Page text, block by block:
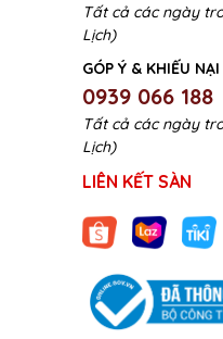
Tất cả các ngày
Lịch)
GÓP Ý & KHIẾU
0939 066 188
Tất cả các ngày
Lịch)
LIÊN KẾT SÀN